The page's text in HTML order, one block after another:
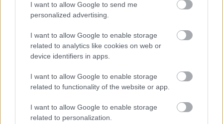
I want to allow Google to send me
personalized advertising.
I want to allow Google to enable storage
related to analytics like cookies on web or
device identifiers in apps.
I want to allow Google to enable storage
related to functionality of the website or app.
I want to allow Google to enable storage
related to personalization.